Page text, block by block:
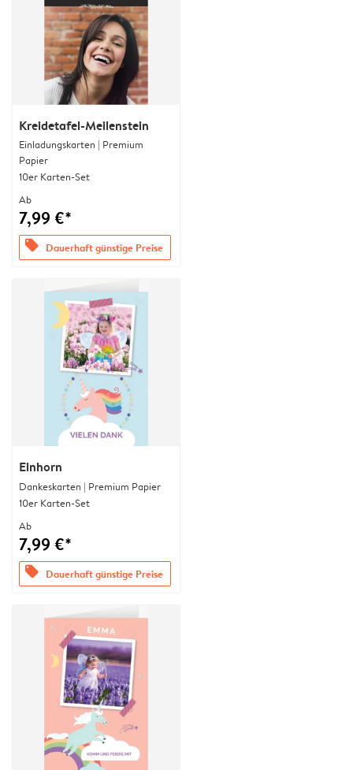
Kreidetafel-Meilenstein
Einladungskarten | Premium
Papier
10er Karten-Set
Ab
7,99 €*
offers Dauerhaft günstige Preise
Einhorn
Dankeskarten | Premium Papier
10er Karten-Set
Ab
7,99 €*
offers Dauerhaft günstige Preise